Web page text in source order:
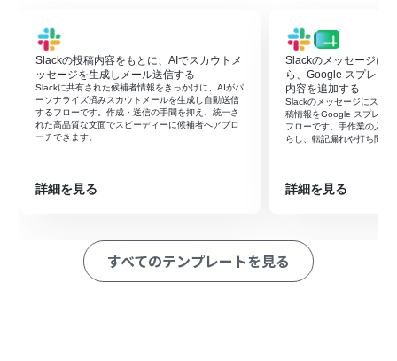
はじめに、SlackをYoomと連携します。
次に、トリガーでフォームトリガー機能を選択し、「フォ
ームが送信されたら」というアクションを設定します。
次に、オペレーションでOCR機能の「任意の画像やPDF
を読み取る」アクションを設定し、フォームで受け取った
ファイルを指定します。
最後に、オペレーションでSlackの「チャンネルにメッセ
※「トリガー」：フロー起動のきっかけとなるアクション、「オ
ペレーション」：トリガー起動後、フロー内で処理を行うアク
Slackの投稿内容をもとに、AIでスカウトメ
ッセージを生成しメール送信する
Slackに共有された候補者情報をきっかけに、AIがパ
ーソナライズ済みスカウトメールを生成し自動送信
するフローです。作成・送信の手間を抑え、統一さ
れた高品質な文面でスピーディーに候補者へアプロ
ーチできます。
詳細を見る
Slackのメッセージに
ら、Google スプレッ
内容を追加する
Slackのメッセージにスタ
稿情報をGoogle スプレッ
フローです。手作業の入力
らし、転記漏れや打ち間違
詳細を見る
すべてのテンプレートを見る